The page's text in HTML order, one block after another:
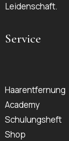
Leidenschaft.
Service
Haarentfernung
Academy
Schulungsheft
Shop